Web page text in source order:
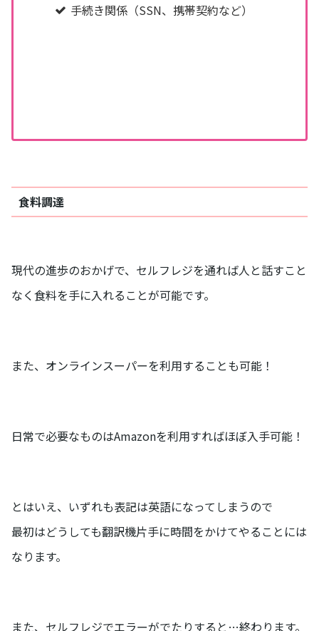
手続き関係（SSN、携帯契約など）
食料調達
現代の進歩のおかげで、セルフレジを通れば人と話すこと
なく食料を手に入れることが可能です。
また、オンラインスーパーを利用することも可能！
日常で必要なものはAmazonを利用すればほぼ入手可能！
とはいえ、いずれも表記は英語になってしまうので
最初はどうしても翻訳機片手に時間をかけてやることには
なります。
また、セルフレジでエラーがでたりすると…終わります。